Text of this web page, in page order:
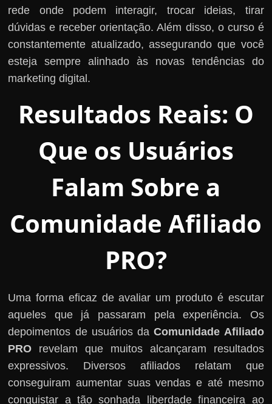
rede onde podem interagir, trocar ideias, tirar
dúvidas e receber orientação. Além disso, o curso é
constantemente atualizado, assegurando que você
esteja sempre alinhado às novas tendências do
marketing digital.
Resultados Reais: O
Que os Usuários
Falam Sobre a
Comunidade Afiliado
PRO?
Uma forma eficaz de avaliar um produto é escutar
aqueles que já passaram pela experiência. Os
depoimentos de usuários daComunidade Afiliado
PRO revelam que muitos alcançaram resultados
expressivos. Diversos afiliados relatam que
conseguiram aumentar suas vendas e até mesmo
conquistar a tão sonhada liberdade financeira ao